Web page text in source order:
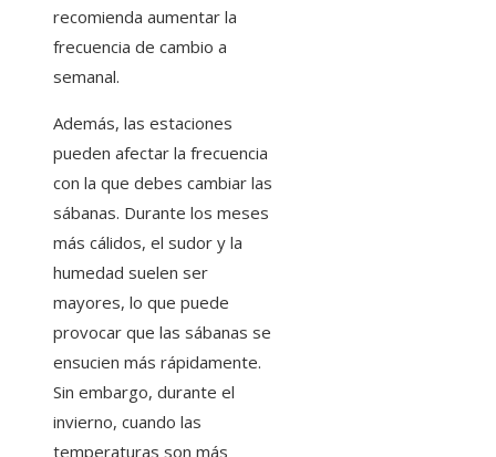
recomienda aumentar la
frecuencia de cambio a
semanal.
Además, las estaciones
pueden afectar la frecuencia
con la que debes cambiar las
sábanas. Durante los meses
más cálidos, el sudor y la
humedad suelen ser
mayores, lo que puede
provocar que las sábanas se
ensucien más rápidamente.
Sin embargo, durante el
invierno, cuando las
temperaturas son más